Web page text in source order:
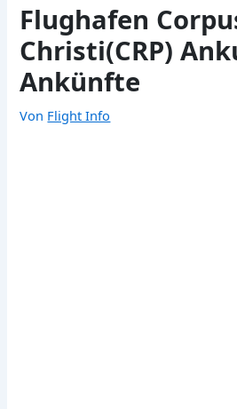
Flughafen
Christi(CRP)
Ankünfte
Von Flight Info